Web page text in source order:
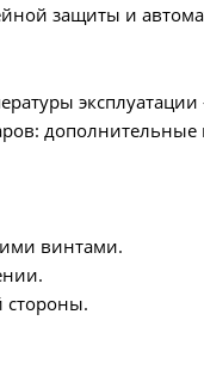
защиты и
эксплуатации
винтами.